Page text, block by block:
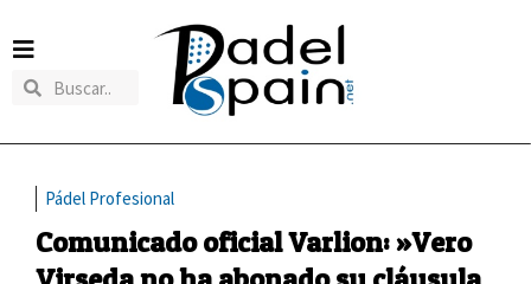
Pádel Profesional
Comunicado oficial Varlion: »Vero